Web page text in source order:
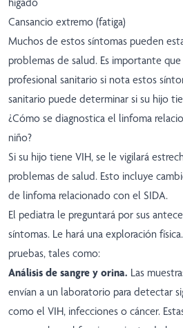
Cansancio extremo (fatiga)
Muchos de estos síntomas pueden
problemas de salud. Es importante
profesional sanitario si nota estos
sanitario puede determinar si su hijo
¿Cómo se diagnostica el linfoma
niño?
Si su hijo tiene VIH, se le vigilará
problemas de salud. Esto incluye
de linfoma relacionado con el SIDA.
El pediatra le preguntará por sus
síntomas. Le hará una exploración
pruebas, tales como:
Análisis de sangre y orina. Las
envían a un laboratorio para detectar
como el VIH, infecciones o cáncer.